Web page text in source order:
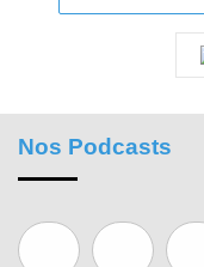
Nos Podcasts